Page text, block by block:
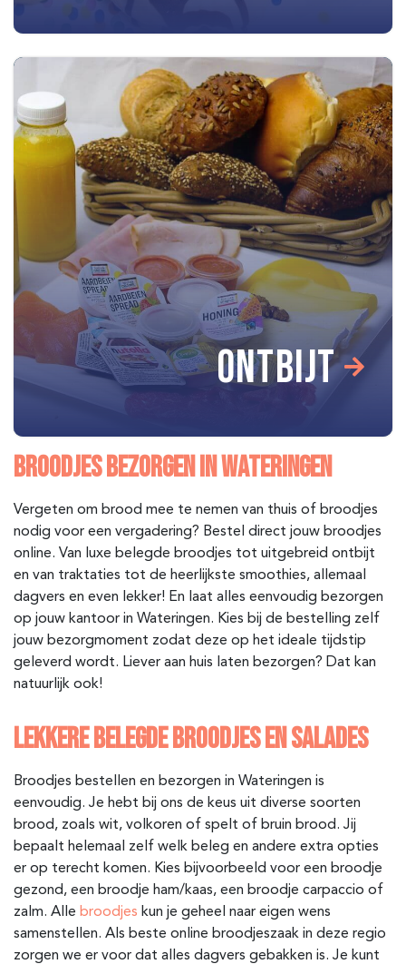
ONTBIJT
BROODJES BEZORGEN IN WATERINGEN
Vergeten om brood mee te nemen van thuis of broodjes
nodig voor een vergadering? Bestel direct jouw broodjes
online. Van luxe belegde broodjes tot uitgebreid ontbijt
en van traktaties tot de heerlijkste smoothies, allemaal
dagvers en even lekker! En laat alles eenvoudig bezorgen
op jouw kantoor in Wateringen. Kies bij de bestelling zelf
jouw bezorgmoment zodat deze op het ideale tijdstip
geleverd wordt. Liever aan huis laten bezorgen? Dat kan
natuurlijk ook!
LEKKERE BELEGDE BROODJES EN SALADES
Broodjes bestellen en bezorgen in Wateringen is
eenvoudig. Je hebt bij ons de keus uit diverse soorten
brood, zoals wit, volkoren of spelt of bruin brood. Jij
bepaalt helemaal zelf welk beleg en andere extra opties
er op terecht komen. Kies bijvoorbeeld voor een broodje
gezond, een broodje ham/kaas, een broodje carpaccio of
zalm. Alle broodjes kun je geheel naar eigen wens
samenstellen. Als beste online broodjeszaak in deze regio
zorgen we er voor dat alles dagvers gebakken is. Je kunt